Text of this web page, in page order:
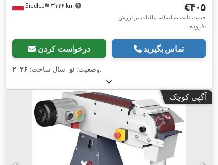
Siedlce ۳٬۳۴۶ km ‎€۴۰۵
قیمت ثابت به اضافه مالیات بر ارزش
افزوده
درخواست کردن تماس بگیرید
وضعیت: نو, سال ساخت: ۲۰۲۶ ,
آگهی کوچک